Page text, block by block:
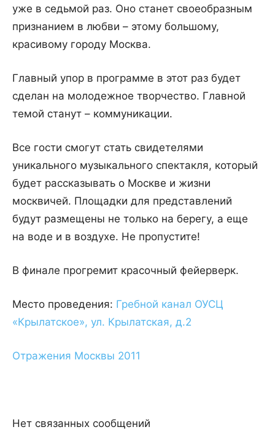
уже в седьмой раз. Оно станет своеобразным
признанием в любви – этому большому,
красивому городу Москва.
Главный упор в программе в этот раз будет
сделан на молодежное творчество. Главной
темой станут – коммуникации.
Все гости смогут стать свидетелями
уникального музыкального спектакля, который
будет рассказывать о Москве и жизни
москвичей. Площадки для представлений
будут размещены не только на берегу, а еще
на воде и в воздухе. Не пропустите!
В финале прогремит красочный фейерверк.
Место проведения: Гребной канал ОУСЦ
«Крылатское», ул. Крылатская, д.2
Отражения Москвы 2011
Нет связанных сообщений